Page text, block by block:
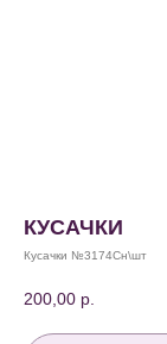
КУСАЧКИ
Кусачки №3174Сн\шт
200,00 р.